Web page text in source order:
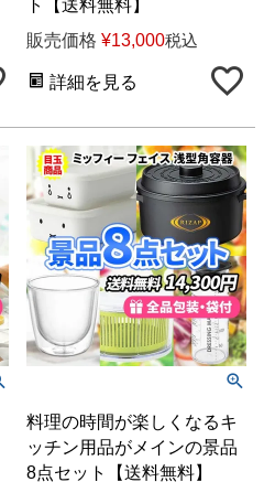
ト【送料無料】
販売価格 ¥13,000税込
詳細を見る
料理の時間が楽しくなるキ
ッチン用品がメインの景品
8点セット【送料無料】